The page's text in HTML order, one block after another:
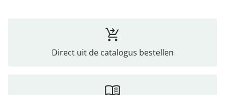
Direct uit de catalogus bestellen